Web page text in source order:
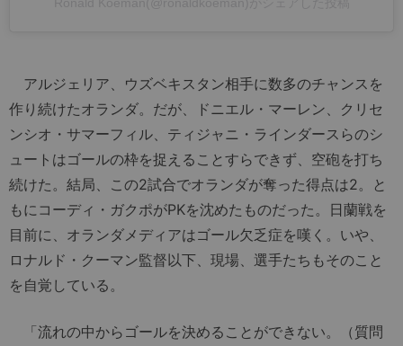
アルジェリア、ウズベキスタン相手に数多のチャンスを
作り続けたオランダ。だが、ドニエル・マーレン、クリセ
ンシオ・サマーフィル、ティジャニ・ラインダースらのシ
ュートはゴールの枠を捉えることすらできず、空砲を打ち
続けた。結局、この2試合でオランダが奪った得点は2。と
もにコーディ・ガクポがPKを沈めたものだった。日蘭戦を
目前に、オランダメディアはゴール欠乏症を嘆く。いや、
ロナルド・クーマン監督以下、現場、選手たちもそのこと
を自覚している。
「流れの中からゴールを決めることができない。（質問